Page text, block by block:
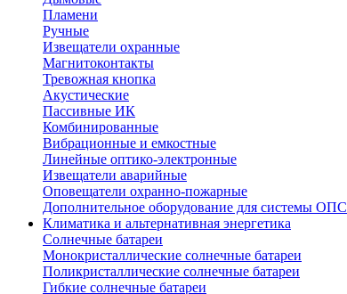
Пламени
Ручные
Извещатели охранные
Магнитоконтакты
Тревожная кнопка
Акустические
Пассивные ИК
Комбинированные
Вибрационные и емкостные
Линейные оптико-электронные
Извещатели аварийные
Оповещатели охранно-пожарные
Дополнительное оборудование для системы ОПС
Климатика и альтернативная энергетика
Солнечные батареи
Монокристаллические солнечные батареи
Поликристаллические солнечные батареи
Гибкие солнечные батареи